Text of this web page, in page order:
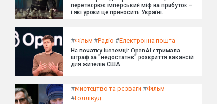
перетворює імперський міф на прибуток –
і які уроки це приносить Україні.
#Фільм #Радіо #Електронна пошта
На початку іноземці: OpenAI отримала
штраф за "недостатнє" розкриття вакансій
для жителів США.
#Мистецтво та розваги #Фільм
#Голлівуд